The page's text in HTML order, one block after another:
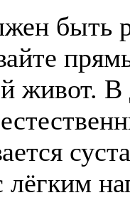
быть
живот.
лёгким